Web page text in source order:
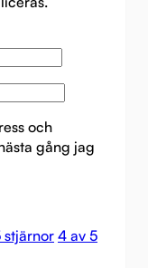
och
gång jag
stjärnor 4 av 5